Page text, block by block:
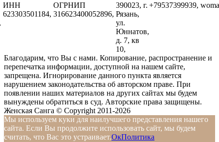
ИНН
623303501184,
ОГРНИП
316623400052896,
390023, г.
Рязань,
ул.
Юннатов,
д. 7, кв
10,
+79537399939,
Благодарим, что Вы с нами. Копирование, распространение и
перепечатка информации, доступной на нашем сайте,
запрещена. Игнорирование данного пункта является
нарушением законодательства об авторском праве. При
появлении наших материалов на других сайтах мы будем
вынуждены обратиться в суд. Авторские права защищены.
Женская Санга © Copyright 2011-2026
Мы используем куки для наилучшего представления нашего
сайта. Если Вы продолжите использовать сайт, мы будем
считать, что Вас это устраивает.ОкПолитика